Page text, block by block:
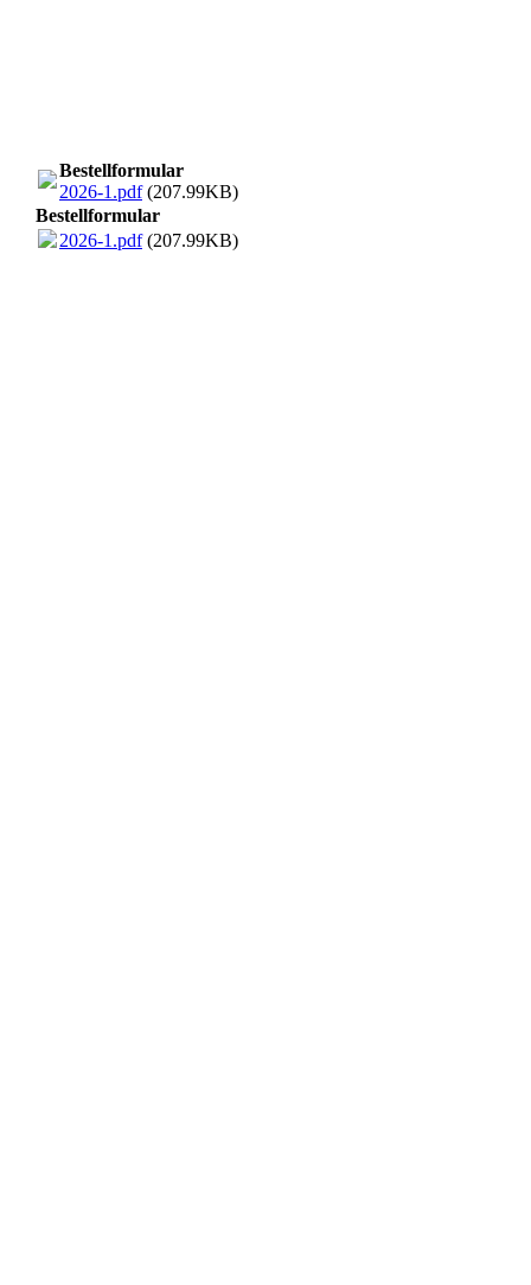
Bestellformular
2026-1.pdf(207.99KB)
Bestellformular
2026-1.pdf(207.99KB)